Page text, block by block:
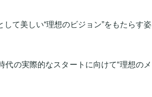
して美しい“理想のビジョン”をもたらす姿
の実際的なスタートに向けて“理想のメ